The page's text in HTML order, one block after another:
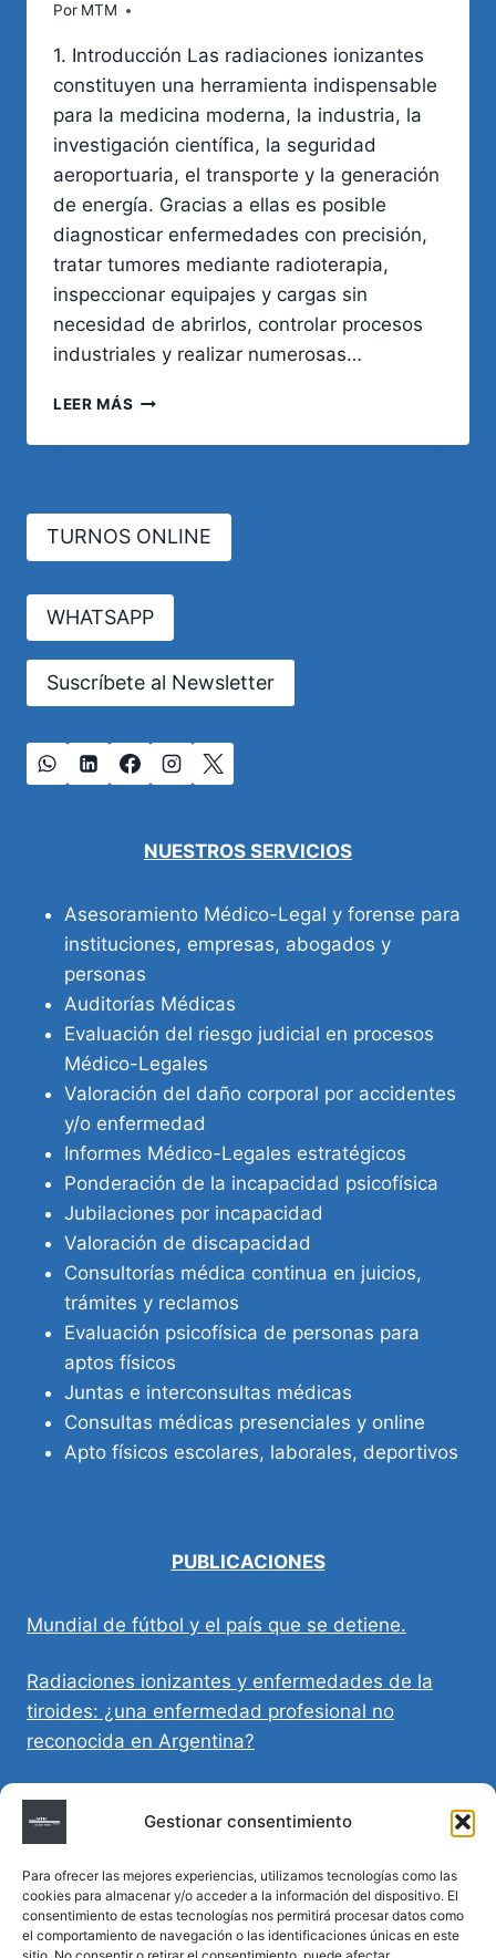
Gestionar consentimiento
Para ofrecer las mejores experiencias, utilizamos tecnologías como las
cookies para almacenar y/o acceder a la información del dispositivo. El
consentimiento de estas tecnologías nos permitirá procesar datos como
el comportamiento de navegación o las identificaciones únicas en este
Por MTM
1. Introducción Las radiaciones ionizantes
constituyen una herramienta indispensable
para la medicina moderna, la industria, la
investigación científica, la seguridad
aeroportuaria, el transporte y la generación
de energía. Gracias a ellas es posible
diagnosticar enfermedades con precisión,
tratar tumores mediante radioterapia,
inspeccionar equipajes y cargas sin
necesidad de abrirlos, controlar procesos
industriales y realizar numerosas…
LEER MÁS RADIACIONES
Y
LA
TIROIDES:
¿UNA
PROFESIONAL
EN
TURNOS ONLINE
WHATSAPP
Suscríbete al Newsletter
NUESTROS SERVICIOS
Asesoramiento Médico-Legal y forense para
instituciones, empresas, abogados y
personas
Auditorías Médicas
Evaluación del riesgo judicial en procesos
Médico-Legales
Valoración del daño corporal por accidentes
y/o enfermedad
Informes Médico-Legales estratégicos
Ponderación de la incapacidad psicofísica
Jubilaciones por incapacidad
Valoración de discapacidad
Consultorías médica continua en juicios,
trámites y reclamos
Evaluación psicofísica de personas para
aptos físicos
Juntas e interconsultas médicas
Consultas médicas presenciales y online
Apto físicos escolares, laborales, deportivos
PUBLICACIONES
Mundial de fútbol y el país que se detiene.
Radiaciones ionizantes y enfermedades de la
tiroides: ¿una enfermedad profesional no
reconocida en Argentina?
Directivas Médicas Anticipadas en Córdoba:
requisitos, registro y validez legal
Sumar vida a los años: decálogo para un
envejecimiento saludable